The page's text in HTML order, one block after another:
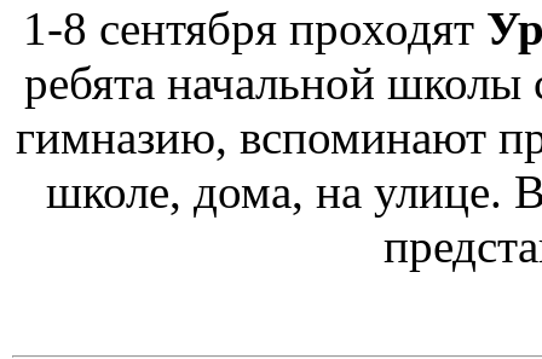
1-8 сентября проходят
ребята начальной
гимназию, вспоминают
школе, дома, на улице.